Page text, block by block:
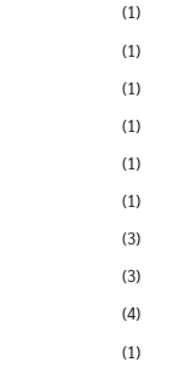
(1)
(1)
(1)
(1)
(1)
(1)
(3)
(3)
(4)
(1)